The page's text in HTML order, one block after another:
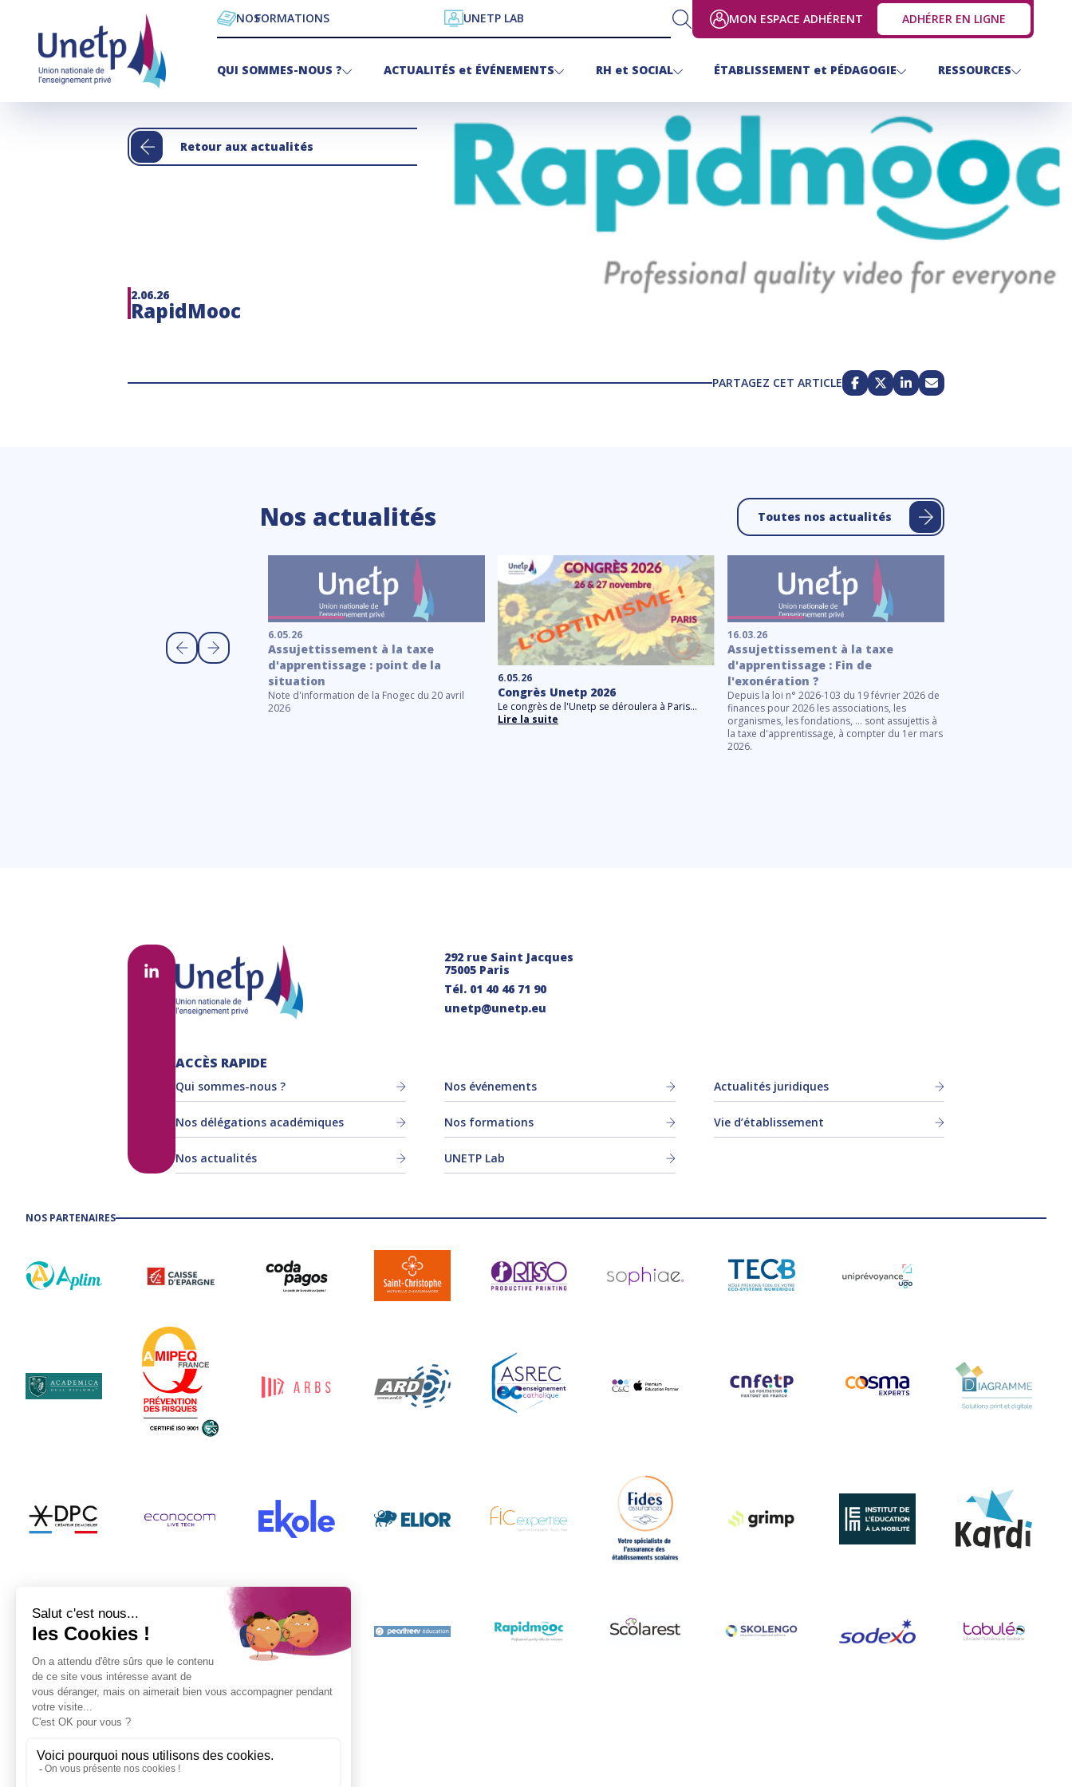
NOSFORMATIONS UNETP LAB MON ESPACE ADHÉRENT ADHÉRER EN LIGNE
QUI SOMMES-NOUS ? ACTUALITÉS et ÉVÉNEMENTS RH et SOCIAL ÉTABLISSEMENT et PÉDAGOGIE RESSOURCES
Retour aux actualités
2.06.26
RapidMooc
PARTAGEZ CET ARTICLE
Nos actualités Toutes nos actualités
6.05.26
Assujettissement à la taxe
d'apprentissage : point de la
situation
Note d'information de la Fnogec du 20 avril
2026
6.05.26
Congrès Unetp 2026
Le congrès de l'Unetp se déroulera à Paris...
Lire la suite
16.03.26
Assujettissement à la taxe
d'apprentissage : Fin de
l'exonération ?
Depuis la loi n° 2026-103 du 19 février 2026 de
finances pour 2026 les associations, les
organismes, les fondations, ... sont assujettis à
la taxe d'apprentissage, à compter du 1er mars
2026.
292 rue Saint Jacques
75005 Paris
Tél. 01 40 46 71 90
unetp@unetp.eu
ACCÈS RAPIDE
Qui sommes-nous ?
Nos délégations académiques
Nos actualités
Nos événements
Nos formations
UNETP Lab
Actualités juridiques
Vie d’établissement
NOS PARTENAIRES